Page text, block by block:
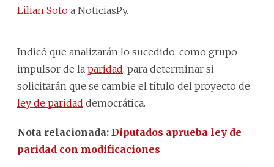
Lilian Soto a NoticiasPy.
Indicó que analizarán lo sucedido, como grupo
impulsor de la paridad, para determinar si
solicitarán que se cambie el título del proyecto de
ley de paridad democrática.
Nota relacionada: Diputados aprueba ley de
paridad con modificaciones